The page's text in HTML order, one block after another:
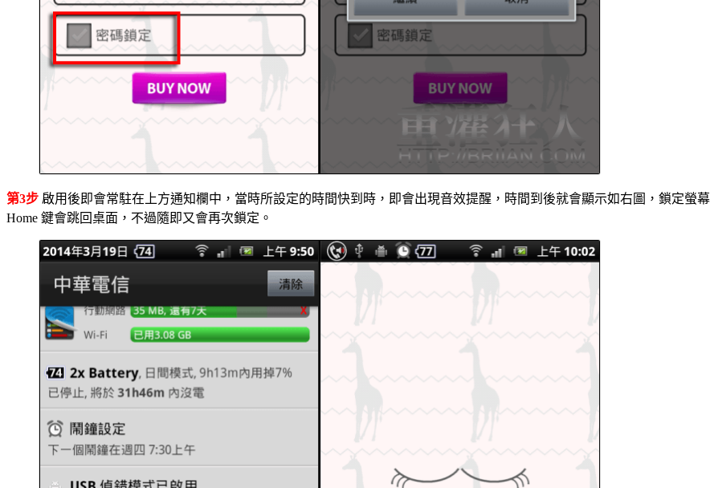
第3步 啟用後即會常駐在上方通知欄中，當時所設定的時間快到時，即會出現音效提醒，時間到後就會顯示如右圖，鎖定螢
Home 鍵會跳回桌面，不過隨即又會再次鎖定。